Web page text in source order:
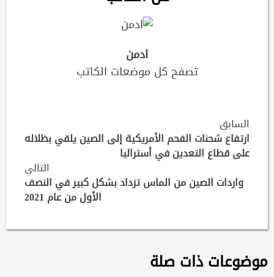
ادمن
تصفح كل موضعات الكاتب
Continue
Reading
السابق
ارتفاع شحنات الفحم الأمريكية إلى الصين يلقي بظلاله
على قطاع التعدين في أستراليا
التالي
واردات الصين من الماس تزداد بشكل كبير في النصف
الأول من عام 2021
موضوعات ذات صلة